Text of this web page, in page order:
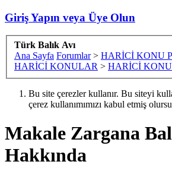
Giriş Yapın veya Üye Olun
Türk Balık Avı
Ana Sayfa Forumlar > HARİCİ KONU
HARİCİ KONULAR > HARİCİ
Bu site çerezler kullanır. Bu siteyi
çerez kullanımımızı kabul etmiş
Makale Zargana
Hakkında